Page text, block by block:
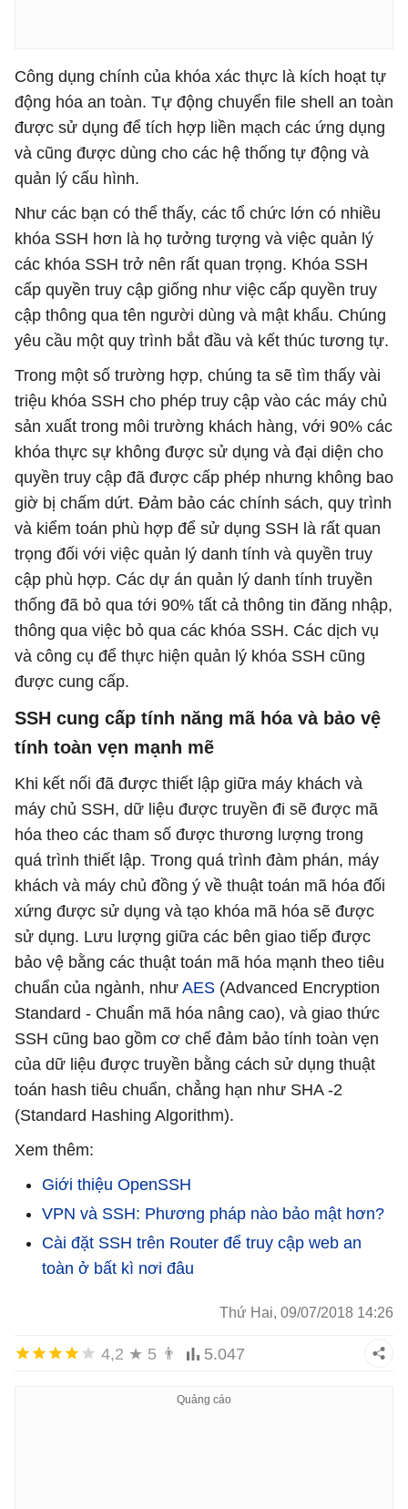
Công dụng chính của khóa xác thực là kích hoạt tự
động hóa an toàn. Tự động chuyển file shell an toàn
được sử dụng để tích hợp liền mạch các ứng dụng
và cũng được dùng cho các hệ thống tự động và
quản lý cấu hình.
Như các bạn có thể thấy, các tổ chức lớn có nhiều
khóa SSH hơn là họ tưởng tượng và việc quản lý
các khóa SSH trở nên rất quan trọng. Khóa SSH
cấp quyền truy cập giống như việc cấp quyền truy
cập thông qua tên người dùng và mật khẩu. Chúng
yêu cầu một quy trình bắt đầu và kết thúc tương tự.
Trong một số trường hợp, chúng ta sẽ tìm thấy vài
triệu khóa SSH cho phép truy cập vào các máy chủ
sản xuất trong môi trường khách hàng, với 90% các
khóa thực sự không được sử dụng và đại diện cho
quyền truy cập đã được cấp phép nhưng không bao
giờ bị chấm dứt. Đảm bảo các chính sách, quy trình
và kiểm toán phù hợp để sử dụng SSH là rất quan
trọng đối với việc quản lý danh tính và quyền truy
cập phù hợp. Các dự án quản lý danh tính truyền
thống đã bỏ qua tới 90% tất cả thông tin đăng nhập,
thông qua việc bỏ qua các khóa SSH. Các dịch vụ
và công cụ để thực hiện quản lý khóa SSH cũng
được cung cấp.
SSH cung cấp tính năng mã hóa và bảo vệ
tính toàn vẹn mạnh mẽ
Khi kết nối đã được thiết lập giữa máy khách và
máy chủ SSH, dữ liệu được truyền đi sẽ được mã
hóa theo các tham số được thương lượng trong
quá trình thiết lập. Trong quá trình đàm phán, máy
khách và máy chủ đồng ý về thuật toán mã hóa đối
xứng được sử dụng và tạo khóa mã hóa sẽ được
sử dụng. Lưu lượng giữa các bên giao tiếp được
bảo vệ bằng các thuật toán mã hóa mạnh theo tiêu
chuẩn của ngành, như AES (Advanced Encryption
Standard - Chuẩn mã hóa nâng cao), và giao thức
SSH cũng bao gồm cơ chế đảm bảo tính toàn vẹn
của dữ liệu được truyền bằng cách sử dụng thuật
toán hash tiêu chuẩn, chẳng hạn như SHA -2
(Standard Hashing Algorithm).
Xem thêm:
Giới thiệu OpenSSH
VPN và SSH: Phương pháp nào bảo mật hơn?
Cài đặt SSH trên Router để truy cập web an
toàn ở bất kì nơi đâu
Thứ Hai, 09/07/2018 14:26
4,2 ★ 5 👨 5.047